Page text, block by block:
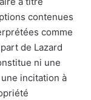
contenues
comme
de Lazard
ni une
incitation à